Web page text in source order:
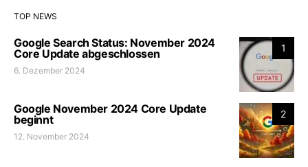
TOP NEWS
1
Google Search Status: November 2024
Core Update abgeschlossen
6. Dezember 2024
2
Google November 2024 Core Update
beginnt
12. November 2024